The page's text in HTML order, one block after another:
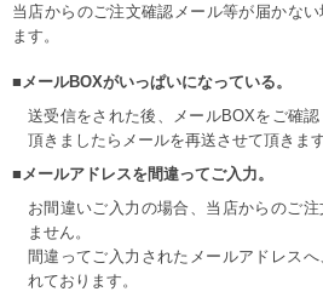
当店からのご注文確認メール等が届かな
ます。
■メールBOXがいっぱいになっている。
送受信をされた後、メールBOXをご確
頂きましたらメールを再送させて頂きます
■メールアドレスを間違ってご入力。
お間違いご入力の場合、当店からのご
ません。
間違ってご入力されたメールアドレス
れております。